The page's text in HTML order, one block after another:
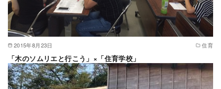
2015年8月23日 住育
「木のソムリエと行こう」×「住育学校」